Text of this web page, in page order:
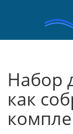
Набор
как